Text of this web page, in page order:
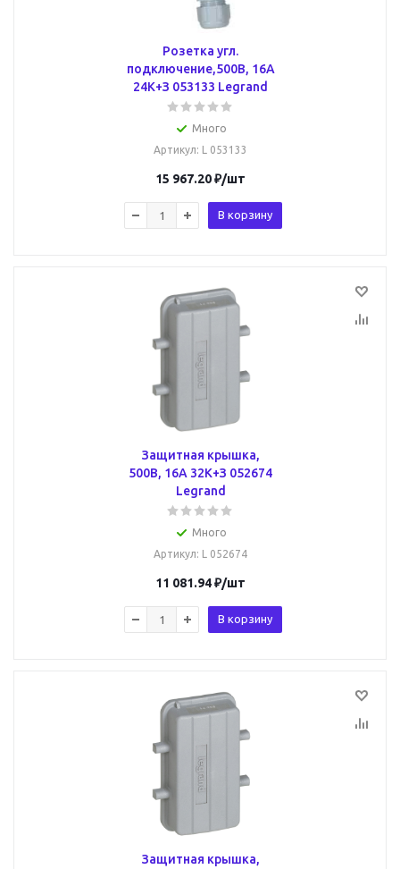
Розетка угл.
подключение,500В, 16А
24К+З 053133 Legrand
Много
Артикул: L 053133
15 967.20₽/шт
В корзину
Защитная крышка,
500В, 16А 32К+З 052674
Legrand
Много
Артикул: L 052674
11 081.94₽/шт
В корзину
Защитная крышка,